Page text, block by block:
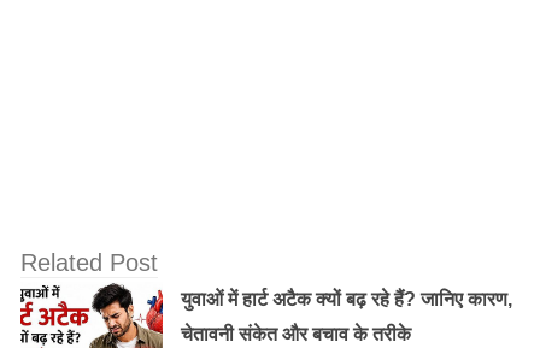
Related Post
युवाओं में हार्ट अटैक क्यों बढ़ रहे हैं? जानिए कारण,
चेतावनी संकेत और बचाव के तरीके